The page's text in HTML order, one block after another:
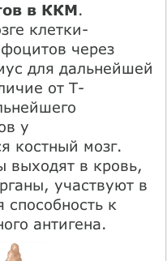
в ККМ.
клетки-
через
для дальнейшей
от Т-
у
костный мозг.
в кровь,
участвуют в
к
антигена.